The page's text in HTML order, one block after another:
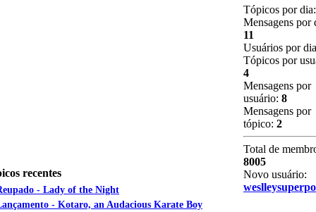
recentes
- Lady of the Night
- Kotaro, an Audacious Karate Boy
Tópicos por
Mensagens por
11
Usuários por
Tópicos por
4
Mensagens por
usuário: 8
Mensagens por
tópico: 2
Total de
8005
Novo usuário: